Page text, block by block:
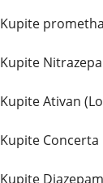
Kupite
Kupite
Kupite Ativan
Kupite
Kupite